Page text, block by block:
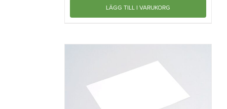
LÄGG TILL I VARUKORG